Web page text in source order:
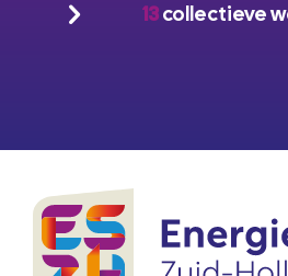
13collectieve